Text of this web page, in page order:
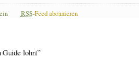
RSS-Feed abonnieren
lohnt”